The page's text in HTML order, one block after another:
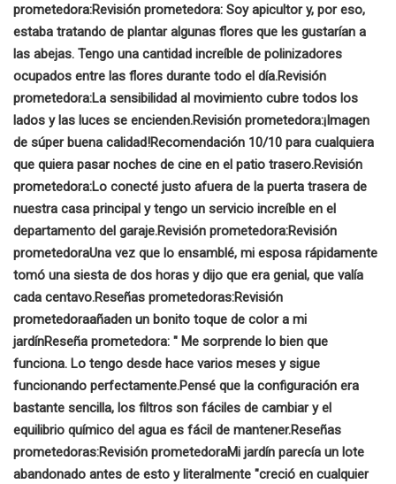
prometedora:Revisión prometedora: Soy apicultor y, por eso,
estaba tratando de plantar algunas flores que les gustarían a
las abejas. Tengo una cantidad increíble de polinizadores
ocupados entre las flores durante todo el día.Revisión
prometedora:La sensibilidad al movimiento cubre todos los
lados y las luces se encienden.Revisión prometedora:¡Imagen
de súper buena calidad!Recomendación 10/10 para cualquiera
que quiera pasar noches de cine en el patio trasero.Revisión
prometedora:Lo conecté justo afuera de la puerta trasera de
nuestra casa principal y tengo un servicio increíble en el
departamento del garaje.Revisión prometedora:Revisión
prometedoraUna vez que lo ensamblé, mi esposa rápidamente
tomó una siesta de dos horas y dijo que era genial, que valía
cada centavo.Reseñas prometedoras:Revisión
prometedoraañaden un bonito toque de color a mi
jardínReseña prometedora: " Me sorprende lo bien que
funciona. Lo tengo desde hace varios meses y sigue
funcionando perfectamente.Pensé que la configuración era
bastante sencilla, los filtros son fáciles de cambiar y el
equilibrio químico del agua es fácil de mantener.Reseñas
prometedoras:Revisión prometedoraMi jardín parecía un lote
abandonado antes de esto y literalmente "creció en cualquier